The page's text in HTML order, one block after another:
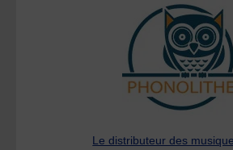
Le distributeur des